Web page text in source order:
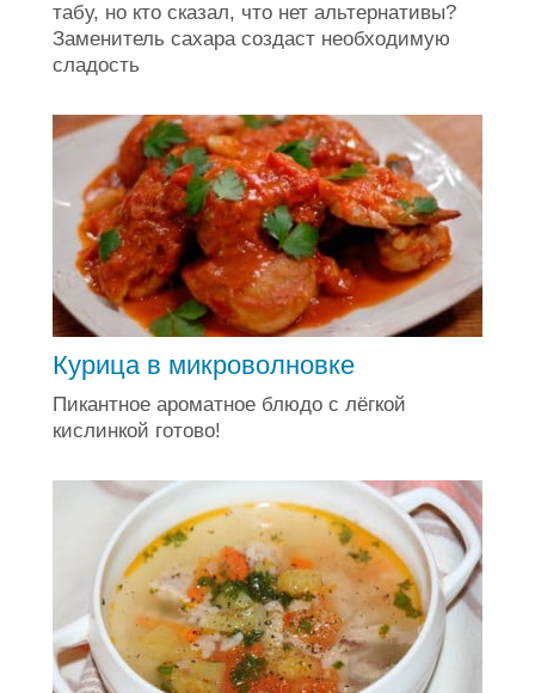
табу, но кто сказал, что нет альтернативы?
Заменитель сахара создаст необходимую
сладость
Курица в микроволновке
Пикантное ароматное блюдо с лёгкой
кислинкой готово!